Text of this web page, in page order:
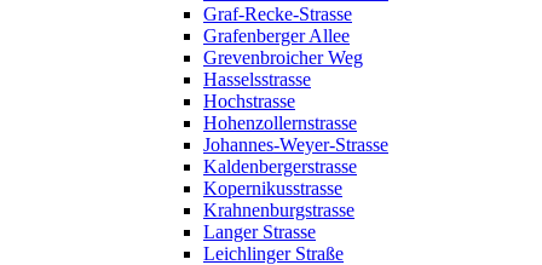
Graf-Recke-Strasse
Grafenberger Allee
Grevenbroicher Weg
Hasselsstrasse
Hochstrasse
Hohenzollernstrasse
Johannes-Weyer-Strasse
Kaldenbergerstrasse
Kopernikusstrasse
Krahnenburgstrasse
Langer Strasse
Leichlinger Straße